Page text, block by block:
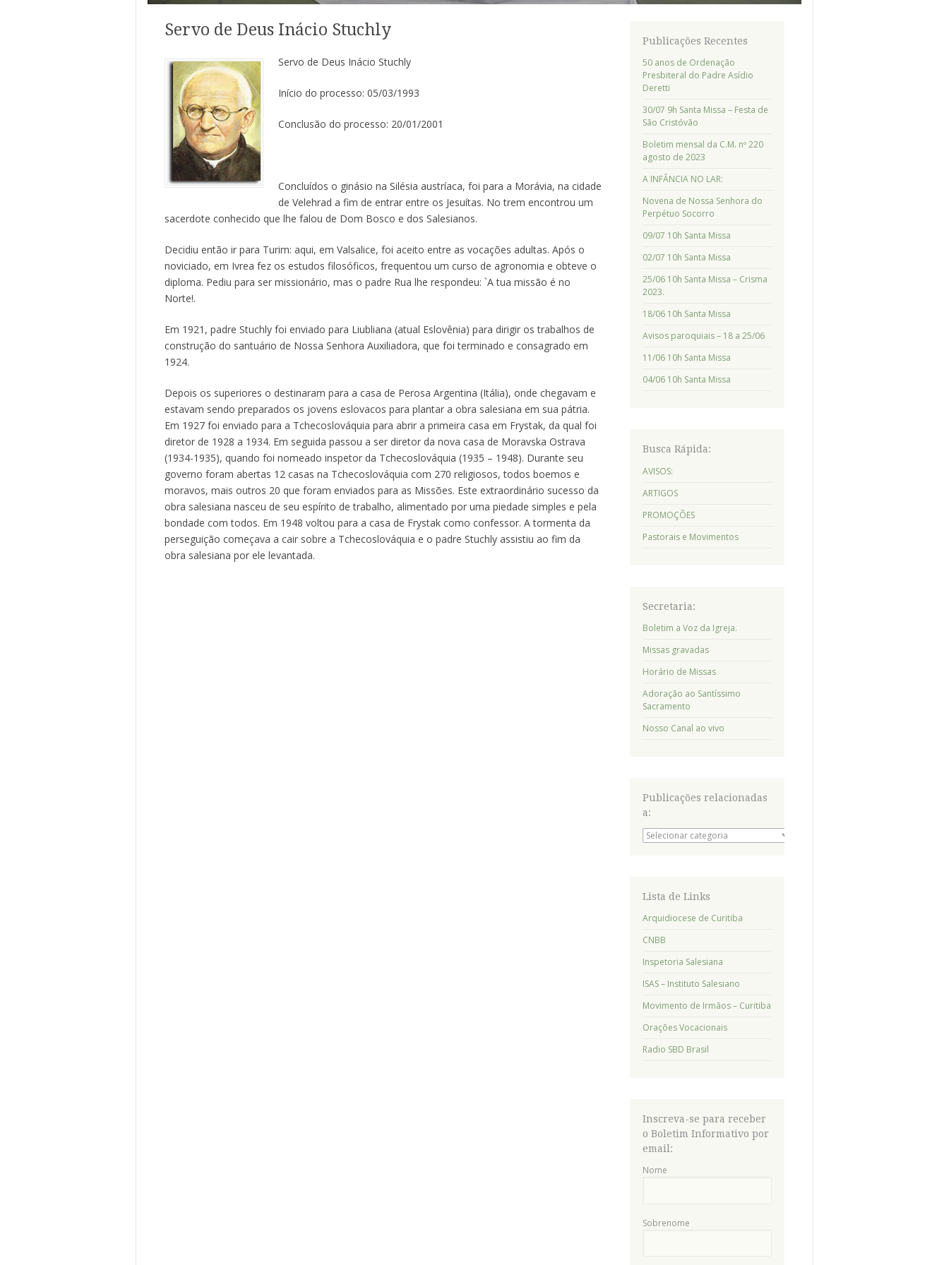
Servo de Deus Inácio Stuchly
Servo de Deus Inácio Stuchly
Início do processo: 05/03/1993
Conclusão do processo: 20/01/2001
Concluídos o ginásio na Silésia austríaca, foi para a Morávia, na cidade
de Velehrad a fim de entrar entre os Jesuítas. No trem encontrou um
sacerdote conhecido que lhe falou de Dom Bosco e dos Salesianos.
Decidiu então ir para Turim: aqui, em Valsalice, foi aceito entre as vocações adultas. Após o
noviciado, em Ivrea fez os estudos filosóficos, frequentou um curso de agronomia e obteve o
diploma. Pediu para ser missionário, mas o padre Rua lhe respondeu: `A tua missão é no
Norte!.
Em 1921, padre Stuchly foi enviado para Liubliana (atual Eslovênia) para dirigir os trabalhos de
construção do santuário de Nossa Senhora Auxiliadora, que foi terminado e consagrado em
1924.
Depois os superiores o destinaram para a casa de Perosa Argentina (Itália), onde chegavam e
estavam sendo preparados os jovens eslovacos para plantar a obra salesiana em sua pátria.
Em 1927 foi enviado para a Tchecoslováquia para abrir a primeira casa em Frystak, da qual foi
diretor de 1928 a 1934. Em seguida passou a ser diretor da nova casa de Moravska Ostrava
(1934-1935), quando foi nomeado inspetor da Tchecoslováquia (1935 – 1948). Durante seu
governo foram abertas 12 casas na Tchecoslováquia com 270 religiosos, todos boemos e
moravos, mais outros 20 que foram enviados para as Missões. Este extraordinário sucesso da
obra salesiana nasceu de seu espírito de trabalho, alimentado por uma piedade simples e pela
bondade com todos. Em 1948 voltou para a casa de Frystak como confessor. A tormenta da
perseguição começava a cair sobre a Tchecoslováquia e o padre Stuchly assistiu ao fim da
obra salesiana por ele levantada.
Publicações Recentes
50 anos de Ordenação
Presbiteral do Padre Asídio
Deretti
30/07 9h Santa Missa – Festa de
São Cristóvão
Boletim mensal da C.M. nº 220
agosto de 2023
A INFÂNCIA NO LAR:
Novena de Nossa Senhora do
Perpétuo Socorro
09/07 10h Santa Missa
02/07 10h Santa Missa
25/06 10h Santa Missa – Crisma
2023.
18/06 10h Santa Missa
Avisos paroquiais – 18 a 25/06
11/06 10h Santa Missa
04/06 10h Santa Missa
Busca Rápida:
AVISOS:
ARTIGOS
PROMOÇÕES
Pastorais e Movimentos
Secretaria:
Boletim a Voz da Igreja.
Missas gravadas
Horário de Missas
Adoração ao Santíssimo
Sacramento
Nosso Canal ao vivo
Publicações relacionadas
a:
Publicações
relacionadas
Lista de Links
Arquidiocese de Curitiba
CNBB
Inspetoria Salesiana
ISAS – Instituto Salesiano
Movimento de Irmãos – Curitiba
Orações Vocacionais
Radio SBD Brasil
Inscreva-se para receber
o Boletim Informativo por
email:
Nome
Sobrenome